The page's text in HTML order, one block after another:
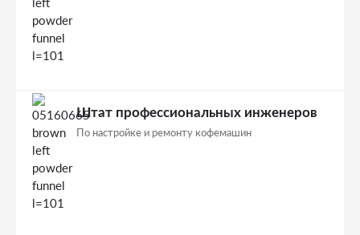
Штат профессиональных инженеров
По настройке и ремонту кофемашин